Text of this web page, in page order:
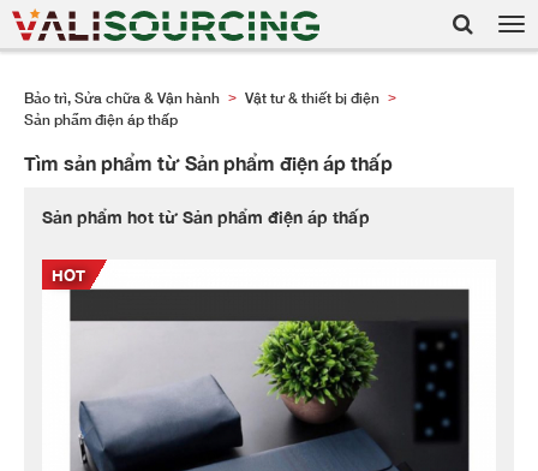
Bảo trì, Sửa chữa & Vận hành > Vật tư & thiết bị điện >
Sản phẩm điện áp thấp
Tìm sản phẩm từ Sản phẩm điện áp thấp
Sản phẩm hot từ Sản phẩm điện áp thấp